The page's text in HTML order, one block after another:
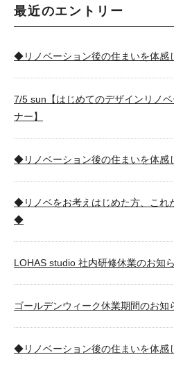
最近のエントリー
◆リノベーション後の住まいを体
7/5 sun【はじめてのデザインリノ
ナー】
◆リノベーション後の住まいを体
◆リノベをお考えはじめた方、これ
◆
LOHAS studio 社内研修休業のお知
ゴールデンウィーク休業期間のお
◆リノベーション後の住まいを体